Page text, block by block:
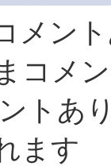
メン
コメ
トあ
ます